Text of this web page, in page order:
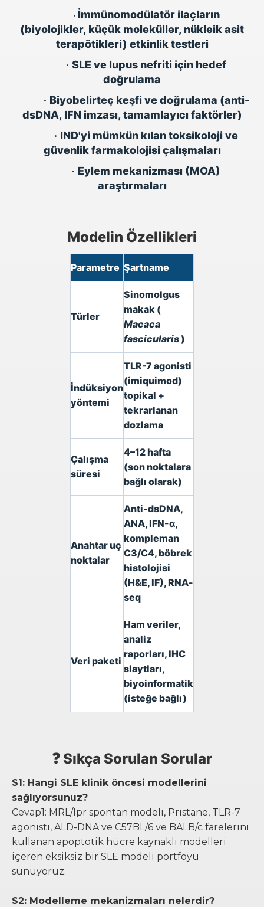
• İmmünomodülatör ilaçların
(biyolojikler, küçük moleküller, nükleik asit
terapötikleri) etkinlik testleri
• SLE ve lupus nefriti için hedef
doğrulama
• Biyobelirteç keşfi ve doğrulama (anti-
dsDNA, IFN imzası, tamamlayıcı faktörler)
• IND'yi mümkün kılan toksikoloji ve
güvenlik farmakolojisi çalışmaları
• Eylem mekanizması (MOA)
araştırmaları
Modelin Özellikleri
Parametre Şartname
Türler
Sinomolgus
makak (
Macaca
fascicularis)
İndüksiyon
yöntemi
TLR-7 agonisti
(imiquimod)
topikal +
tekrarlanan
dozlama
Çalışma
süresi
4–12 hafta
(son noktalara
bağlı olarak)
Anahtar uç
noktalar
Anti-dsDNA,
ANA, IFN-α,
kompleman
C3/C4, böbrek
histolojisi
(H&E, IF), RNA-
seq
Veri paketi
Ham veriler,
analiz
raporları, IHC
slaytları,
biyoinformatik
(isteğe bağlı)
❓ Sıkça Sorulan Sorular
S1: Hangi SLE klinik öncesi modellerini
sağlıyorsunuz?
Cevap1: MRL/lpr spontan modeli, Pristane, TLR-7
agonisti, ALD-DNA ve C57BL/6 ve BALB/c farelerini
kullanan apoptotik hücre kaynaklı modelleri
içeren eksiksiz bir SLE modeli portföyü
sunuyoruz.
S2: Modelleme mekanizmaları nelerdir?